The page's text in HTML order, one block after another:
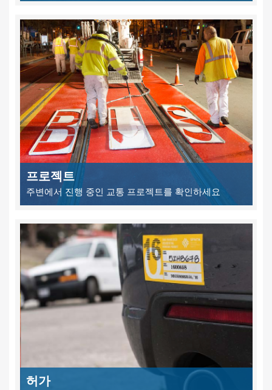
프로젝트
주변에서 진행 중인 교통 프로젝트를 확인하세요
허가